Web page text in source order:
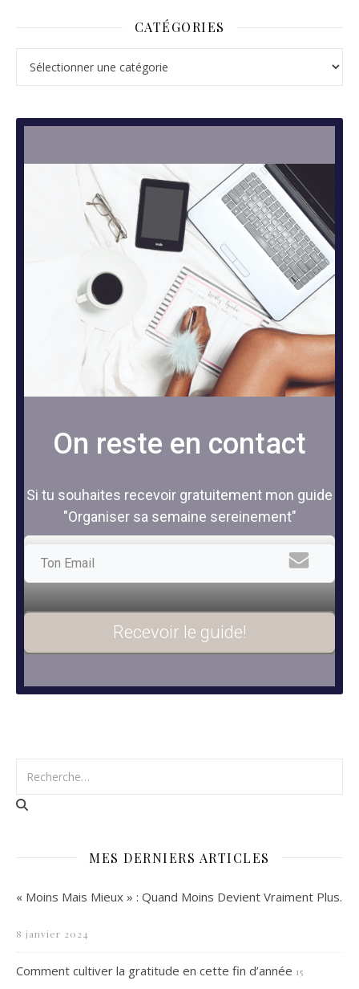
CATÉGORIES
On reste en contact
Si tu souhaites recevoir gratuitement mon guide
"Organiser sa semaine sereinement"
Recevoir le guide!
MES DERNIERS ARTICLES
« Moins Mais Mieux » : Quand Moins Devient Vraiment Plus.
8 janvier 2024
Comment cultiver la gratitude en cette fin d’année 15